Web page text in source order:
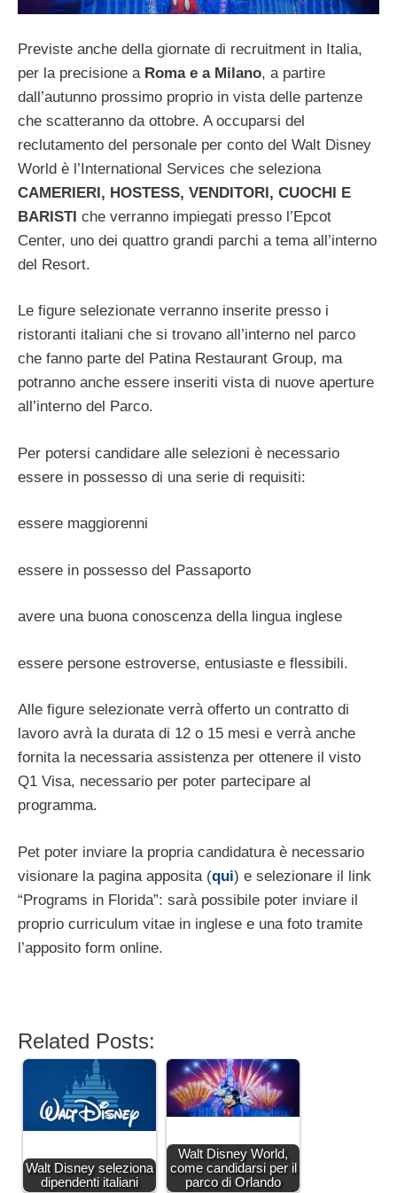
Previste anche della giornate di recruitment in Italia,
per la precisione a Roma e a Milano, a partire
dall’autunno prossimo proprio in vista delle partenze
che scatteranno da ottobre. A occuparsi del
reclutamento del personale per conto del Walt Disney
World è l’International Services che seleziona
CAMERIERI, HOSTESS, VENDITORI, CUOCHI E
BARISTI che verranno impiegati presso l’Epcot
Center, uno dei quattro grandi parchi a tema all’interno
del Resort.
Le figure selezionate verranno inserite presso i
ristoranti italiani che si trovano all’interno nel parco
che fanno parte del Patina Restaurant Group, ma
potranno anche essere inseriti vista di nuove aperture
all’interno del Parco.
Per potersi candidare alle selezioni è necessario
essere in possesso di una serie di requisiti:
essere maggiorenni
essere in possesso del Passaporto
avere una buona conoscenza della lingua inglese
essere persone estroverse, entusiaste e flessibili.
Alle figure selezionate verrà offerto un contratto di
lavoro avrà la durata di 12 o 15 mesi e verrà anche
fornita la necessaria assistenza per ottenere il visto
Q1 Visa, necessario per poter partecipare al
programma.
Pet poter inviare la propria candidatura è necessario
visionare la pagina apposita (qui) e selezionare il link
“Programs in Florida”: sarà possibile poter inviare il
proprio curriculum vitae in inglese e una foto tramite
l’apposito form online.
Related Posts:
Walt Disney seleziona
dipendenti italiani
Walt Disney World,
come candidarsi per il
parco di Orlando